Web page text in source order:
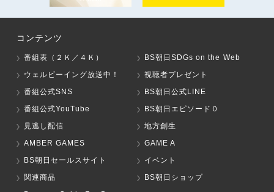
コンテンツ
番組表（２Ｋ／４Ｋ）
BS朝日SDGs on the Web
ウェルビーイング放送中！
視聴者プレゼント
番組公式SNS
BS朝日公式LINE
番組公式YouTube
BS朝日エピソード０
見逃し配信
地方創生
AMBER GAMES
GAME A
BS朝日セールスサイト
イベント
関連商品
BS朝日ショップ